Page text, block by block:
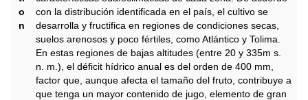
o
n
con la distribución identificada en el país, el cultivo se
desarrolla y fructifica en regiones de condiciones secas,
suelos arenosos y poco fértiles, como Atlántico y Tolima.
En estas regiones de bajas altitudes (entre 20 y 335m s.
n. m.), el déficit hídrico anual es del orden de 400 mm,
factor que, aunque afecta el tamaño del fruto, contribuye a
que tenga un mayor contenido de jugo, elemento de gran